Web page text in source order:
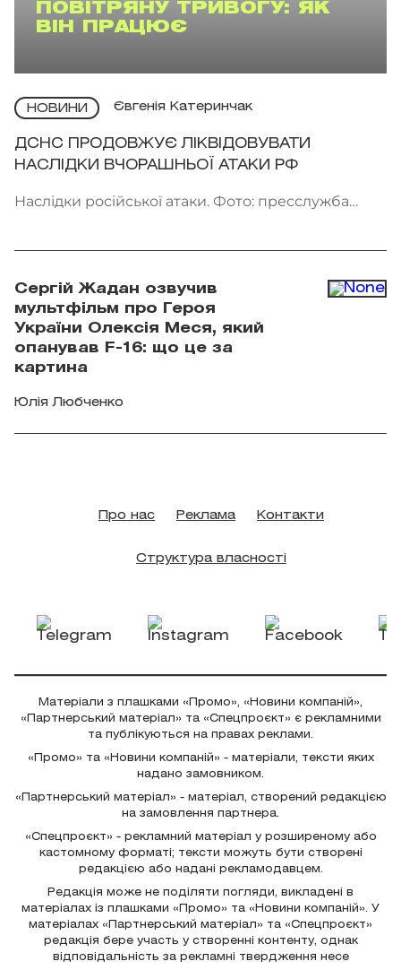
ПОВІТРЯНУ ТРИВОГУ: ЯК
ВІН ПРАЦЮЄ
НОВИНИ Євгенія Катеринчак
ДСНС ПРОДОВЖУЄ ЛІКВІДОВУВАТИ
НАСЛІДКИ ВЧОРАШНЬОЇ АТАКИ РФ
Наслідки російської атаки. Фото: пресслужба
Сергій Жадан озвучив
мультфільм про Героя
України Олексія Меся, який
опанував F-16: що це за
картина
Юлія Любченко
Про нас Реклама Контакти
Структура власності
Матеріали з плашками «Промо», «Новини компаній»,
«Партнерський матеріал» та «Спецпроєкт» є рекламними
та публікуються на правах реклами.
«Промо» та «Новини компаній» - матеріали, тексти яких
надано замовником.
«Партнерський матеріал» - матеріал, створений редакцією
на замовлення партнера.
«Спецпроєкт» - рекламний матеріал у розширеному або
кастомному форматі; тексти можуть бути створені
редакцією або надані рекламодавцем.
Редакція може не поділяти погляди, викладені в
матеріалах із плашками «Промо» та «Новини компаній». У
матеріалах «Партнерський матеріал» та «Спецпроєкт»
редакція бере участь у створенні контенту, однак
відповідальність за рекламні твердження несе